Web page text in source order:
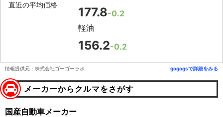
直近の平均価格 177.8-0.2
軽油
156.2-0.2
情報提供元：株式会社ゴーゴーラボ gogogsで詳細をみる
メーカーからクルマをさがす
国産自動車メーカー